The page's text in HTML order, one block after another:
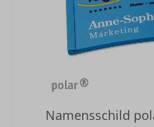
Namensschild